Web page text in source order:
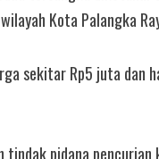
Kota Palangka
sekitar Rp5 juta dan
tindak pidana